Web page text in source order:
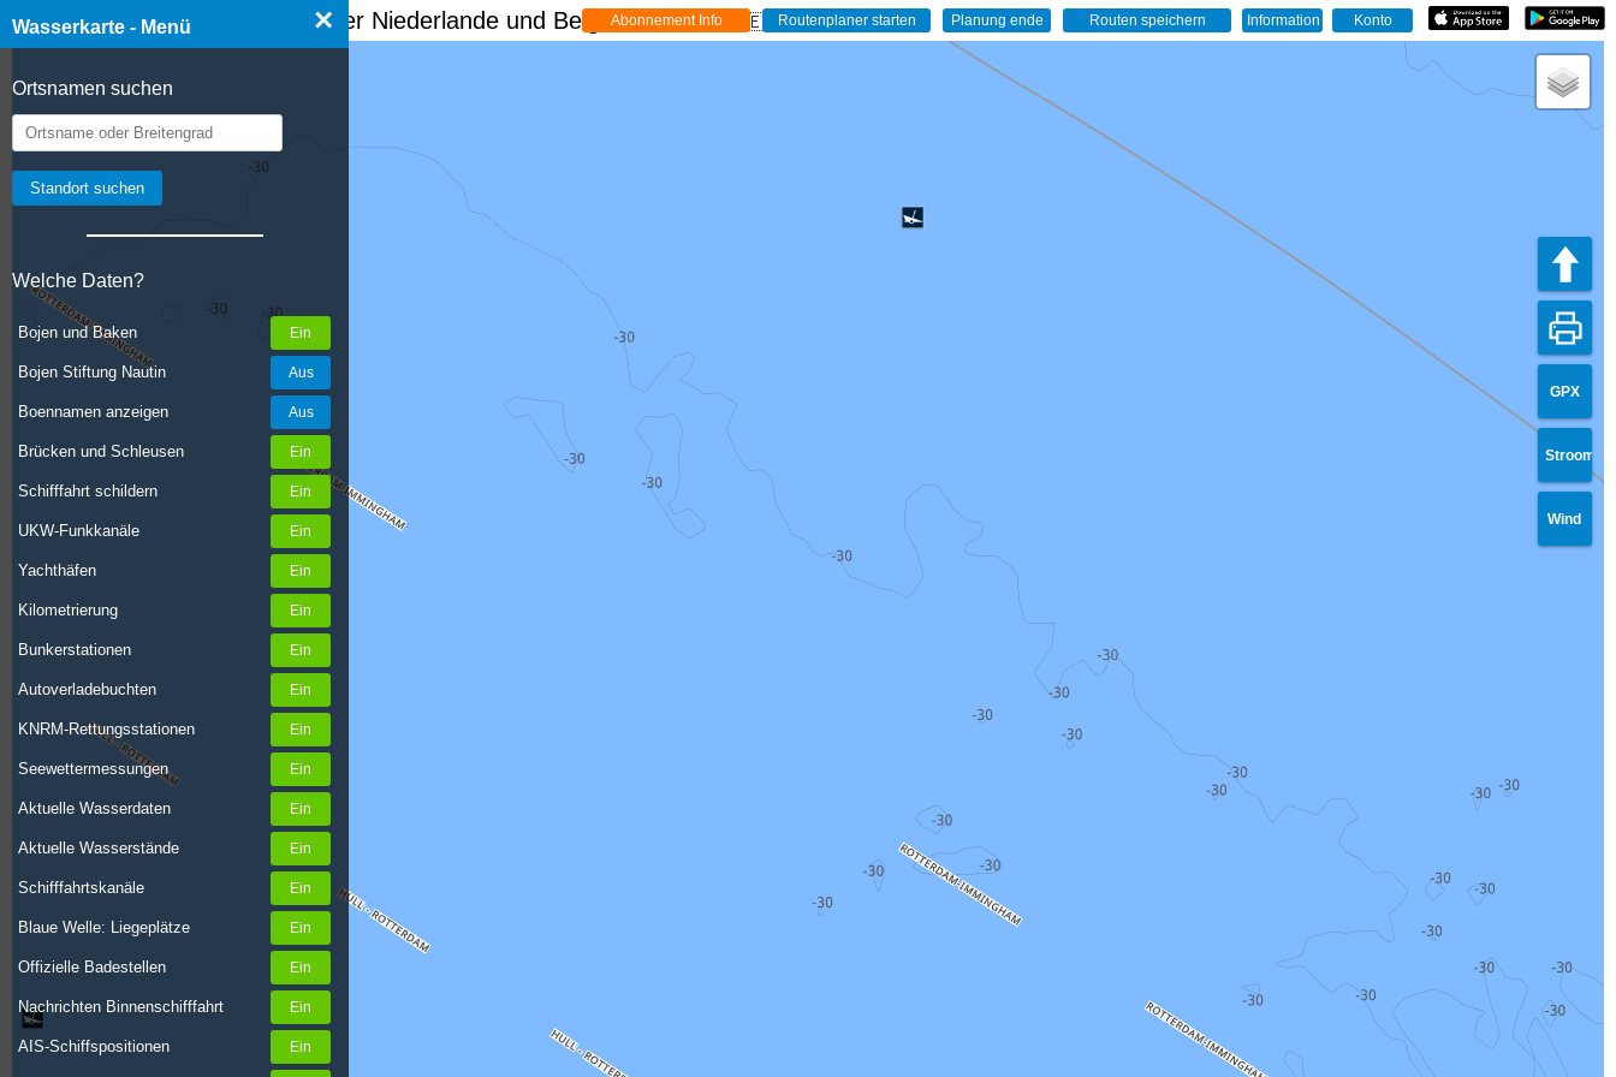
Wasserkarte - Menü ×
Ortsnamen suchen
Welche Daten?
Bojen und Baken
Bojen Stiftung Nautin
Boennamen anzeigen
Brücken und Schleusen
Schifffahrt schildern
UKW-Funkkanäle
Yachthäfen
Kilometrierung
Bunkerstationen
Autoverladebuchten
KNRM-Rettungsstationen
Seewettermessungen
Aktuelle Wasserdaten
Aktuelle Wasserstände
Schifffahrtskanäle
Blaue Welle: Liegeplätze
Offizielle Badestellen
Nachrichten Binnenschifffahrt
AIS-Schiffspositionen
☰ Wasserkarte Deutschland, der Niederlande und Belgien - Live 🇩🇪
GPX
Stroom
Wind